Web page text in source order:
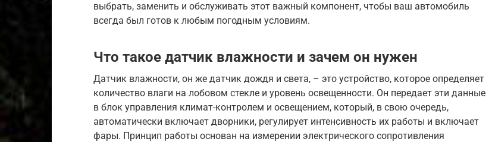
выбрать, заменить и обслуживать этот важный компонент, чтобы ваш автомобиль
всегда был готов к любым погодным условиям.
Что такое датчик влажности и зачем он нужен
Датчик влажности, он же датчик дождя и света, – это устройство, которое определяет
количество влаги на лобовом стекле и уровень освещенности. Он передает эти данные
в блок управления климат-контролем и освещением, который, в свою очередь,
автоматически включает дворники, регулирует интенсивность их работы и включает
фары. Принцип работы основан на измерении электрического сопротивления